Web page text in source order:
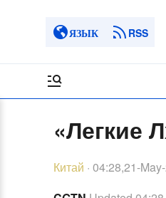
ЯЗЫК RSS
«Легкие
Китай · 04:28,21-